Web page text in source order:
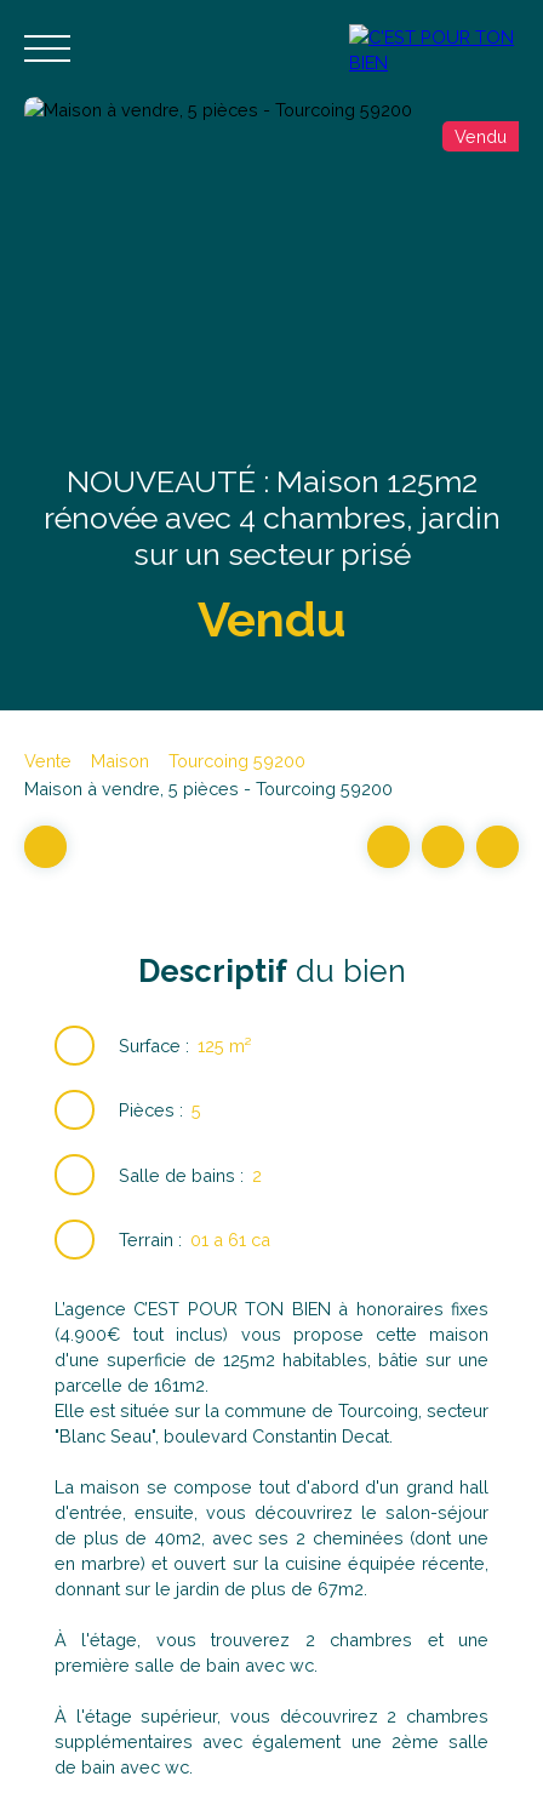
Vendu
NOUVEAUTÉ : Maison 125m2
rénovée avec 4 chambres, jardin
sur un secteur prisé
Vendu
Vente Maison
Tourcoing 59200
Maison à vendre, 5 pièces - Tourcoing 59200
Descriptifdu bien
Surface : 125 m²
Pièces : 5
Salle de bains : 2
Terrain : 01 a 61 ca
L’agence C’EST POUR TON BIEN à honoraires fixes
(4.900€ tout inclus) vous propose cette maison
d'une superficie de 125m2 habitables, bâtie sur une
parcelle de 161m2.
Elle est située sur la commune de Tourcoing, secteur
"Blanc Seau", boulevard Constantin Decat.
La maison se compose tout d'abord d'un grand hall
d'entrée, ensuite, vous découvrirez le salon-séjour
de plus de 40m2, avec ses 2 cheminées (dont une
en marbre) et ouvert sur la cuisine équipée récente,
donnant sur le jardin de plus de 67m2.
À l'étage, vous trouverez 2 chambres et une
première salle de bain avec wc.
À l'étage supérieur, vous découvrirez 2 chambres
supplémentaires avec également une 2ème salle
de bain avec wc.